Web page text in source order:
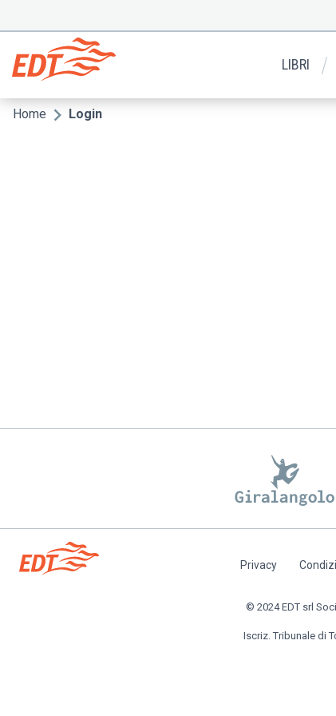
contenuto
principale
Menu
secondario
LIBRI
Briciole
Home Login
Privacy
© 2024 EDT srl
Iscriz. Tribunale di